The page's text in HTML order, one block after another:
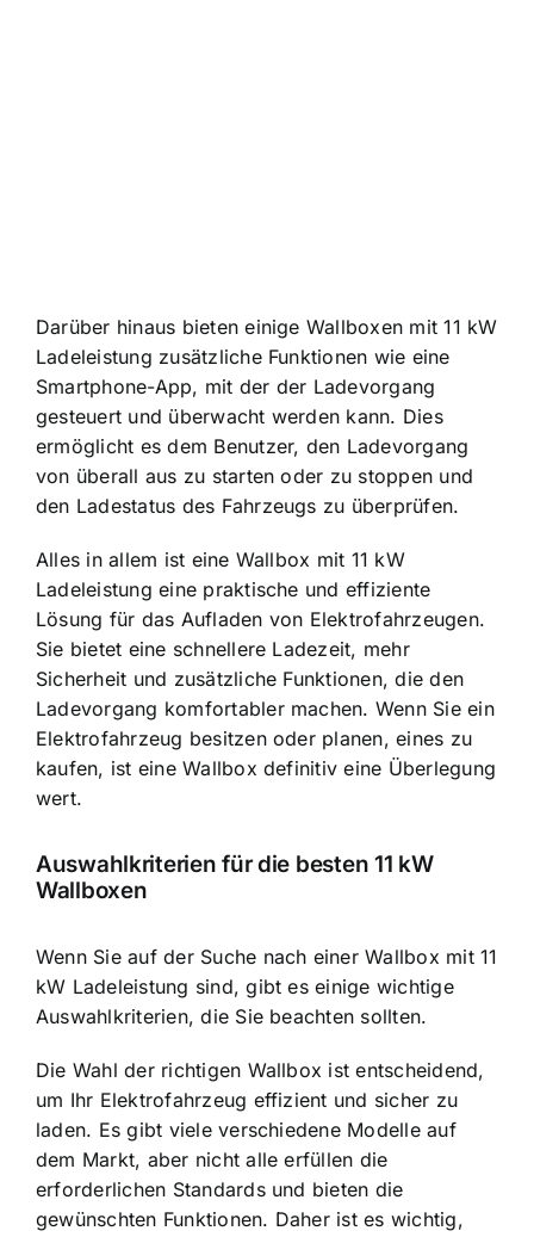
Darüber hinaus bieten einige Wallboxen mit 11 kW
Ladeleistung zusätzliche Funktionen wie eine
Smartphone-App, mit der der Ladevorgang
gesteuert und überwacht werden kann. Dies
ermöglicht es dem Benutzer, den Ladevorgang
von überall aus zu starten oder zu stoppen und
den Ladestatus des Fahrzeugs zu überprüfen.
Alles in allem ist eine Wallbox mit 11 kW
Ladeleistung eine praktische und effiziente
Lösung für das Aufladen von Elektrofahrzeugen.
Sie bietet eine schnellere Ladezeit, mehr
Sicherheit und zusätzliche Funktionen, die den
Ladevorgang komfortabler machen. Wenn Sie ein
Elektrofahrzeug besitzen oder planen, eines zu
kaufen, ist eine Wallbox definitiv eine Überlegung
wert.
Auswahlkriterien für die besten 11 kW
Wallboxen
Wenn Sie auf der Suche nach einer Wallbox mit 11
kW Ladeleistung sind, gibt es einige wichtige
Auswahlkriterien, die Sie beachten sollten.
Die Wahl der richtigen Wallbox ist entscheidend,
um Ihr Elektrofahrzeug effizient und sicher zu
laden. Es gibt viele verschiedene Modelle auf
dem Markt, aber nicht alle erfüllen die
erforderlichen Standards und bieten die
gewünschten Funktionen. Daher ist es wichtig,